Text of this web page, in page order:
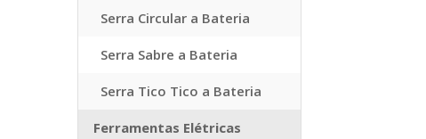
Serra Circular a Bateria
Serra Sabre a Bateria
Serra Tico Tico a Bateria
Ferramentas Elétricas